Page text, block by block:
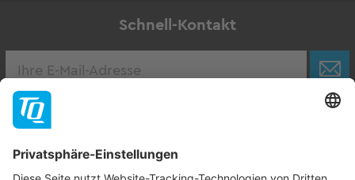
Schnell-Kontakt